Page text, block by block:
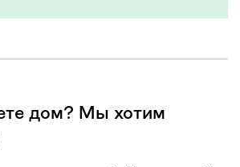
дом? Мы хотим